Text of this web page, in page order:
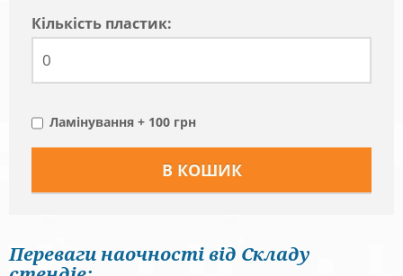
Кiлькiсть пластик:
Ламінування + 100 грн
Переваги наочності від Складу